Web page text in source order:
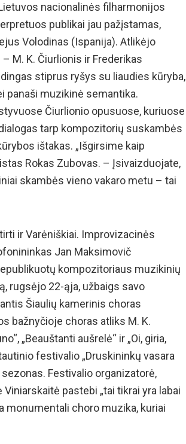
nacionalinės filharmonijos
publikai jau pažįstamas,
Volodinas (Ispanija). Atlikėjo
M. K. Čiurlionis ir Frederikas
stiprus ryšys su liaudies kūryba,
panaši muzikinė semantika.
Čiurlionio opusuose, kuriuose
tarp kompozitorių suskambės
ištakas. „Išgirsime kaip
Rokas Zubovas. – Įsivaizduojate,
skambės vieno vakaro metu – tai
ir Varėniškiai. Improvizacinės
Jan Maksimovič
kompozitoriaus muzikinių
rugsėjo 22-ąja, užbaigs savo
Šiaulių kamerinis choras
bažnyčioje choras atliks M. K.
„Beauštanti aušrelė“ ir „Oi, giria,
festivalio „Druskininkų vasara
Festivalio organizatorė,
pastebi „tai tikrai yra labai
monumentali choro muzika, kuriai